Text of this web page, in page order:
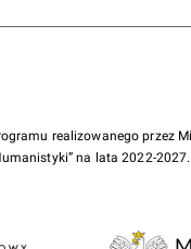
realizowanego przez
na lata 2022-2027.